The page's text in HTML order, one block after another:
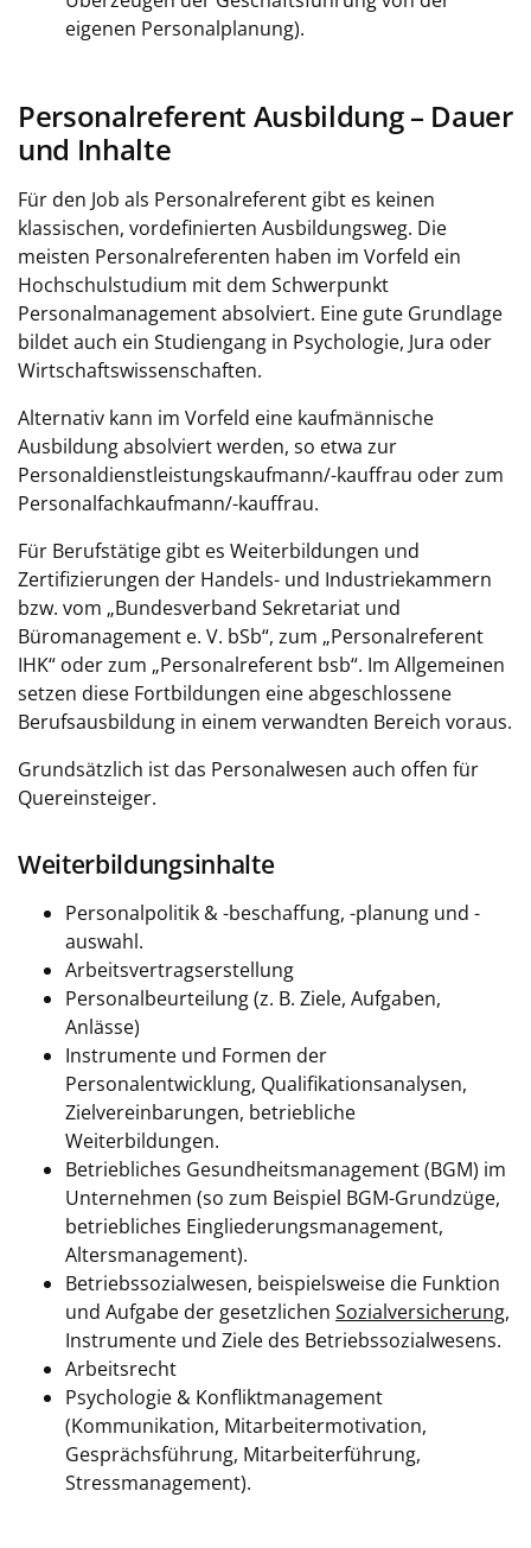
eigenen Personalplanung).
Personalreferent Ausbildung – Dauer
und Inhalte
Für den Job als Personalreferent gibt es keinen
klassischen, vordefinierten Ausbildungsweg. Die
meisten Personalreferenten haben im Vorfeld ein
Hochschulstudium mit dem Schwerpunkt
Personalmanagement absolviert. Eine gute Grundlage
bildet auch ein Studiengang in Psychologie, Jura oder
Wirtschaftswissenschaften.
Alternativ kann im Vorfeld eine kaufmännische
Ausbildung absolviert werden, so etwa zur
Personaldienstleistungskaufmann/-kauffrau oder zum
Personalfachkaufmann/-kauffrau.
Für Berufstätige gibt es Weiterbildungen und
Zertifizierungen der Handels- und Industriekammern
bzw. vom „Bundesverband Sekretariat und
Büromanagement e. V. bSb“, zum „Personalreferent
IHK“ oder zum „Personalreferent bsb“. Im Allgemeinen
setzen diese Fortbildungen eine abgeschlossene
Berufsausbildung in einem verwandten Bereich voraus.
Grundsätzlich ist das Personalwesen auch offen für
Quereinsteiger.
Weiterbildungsinhalte
Personalpolitik & -beschaffung, -planung und -
auswahl.
Arbeitsvertragserstellung
Personalbeurteilung (z. B. Ziele, Aufgaben,
Anlässe)
Instrumente und Formen der
Personalentwicklung, Qualifikationsanalysen,
Zielvereinbarungen, betriebliche
Weiterbildungen.
Betriebliches Gesundheitsmanagement (BGM) im
Unternehmen (so zum Beispiel BGM-Grundzüge,
betriebliches Eingliederungsmanagement,
Altersmanagement).
Betriebssozialwesen, beispielsweise die Funktion
und Aufgabe der gesetzlichen Sozialversicherung,
Instrumente und Ziele des Betriebssozialwesens.
Arbeitsrecht
Psychologie & Konfliktmanagement
(Kommunikation, Mitarbeitermotivation,
Gesprächsführung, Mitarbeiterführung,
Stressmanagement).